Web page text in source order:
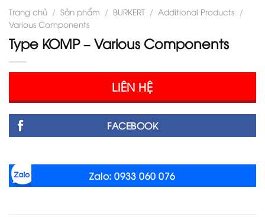
Trang chủ / Sản phẩm / BURKERT / Additional Products /
Various Components
Type KOMP – Various Components
LIÊN HỆ
FACEBOOK
Zalo: 0933 060 076